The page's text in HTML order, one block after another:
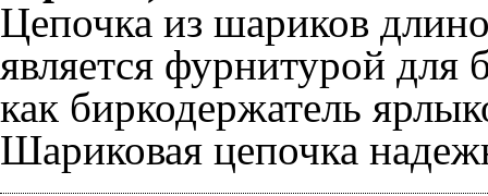
Цепочка из шариков
является фурнитурой для
как биркодержатель
Шариковая цепочка